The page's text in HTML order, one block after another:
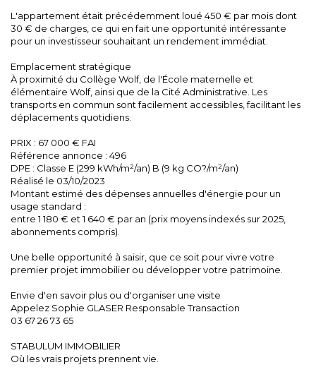
L'appartement était précédemment loué 450 € par mois dont
30 € de charges, ce qui en fait une opportunité intéressante
pour un investisseur souhaitant un rendement immédiat.
Emplacement stratégique
À proximité du Collège Wolf, de l'École maternelle et
élémentaire Wolf, ainsi que de la Cité Administrative. Les
transports en commun sont facilement accessibles, facilitant les
déplacements quotidiens.
PRIX : 67 000 € FAI
Référence annonce : 496
DPE : Classe E (299 kWh/m²/an) B (9 kg CO?/m²/an)
Réalisé le 03/10/2023
Montant estimé des dépenses annuelles d'énergie pour un
usage standard :
entre 1 180 € et 1 640 € par an (prix moyens indexés sur 2025,
abonnements compris).
Une belle opportunité à saisir, que ce soit pour vivre votre
premier projet immobilier ou développer votre patrimoine.
Envie d'en savoir plus ou d'organiser une visite
Appelez Sophie GLASER Responsable Transaction
03 67 26 73 65
STABULUM IMMOBILIER
Où les vrais projets prennent vie.